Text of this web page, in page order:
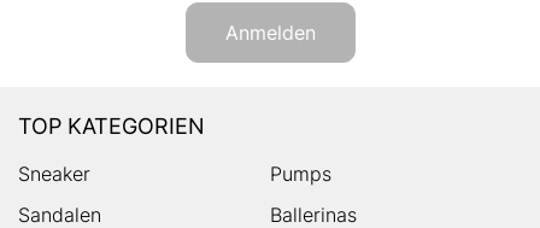
Anmelden
TOP KATEGORIEN
Sneaker
Pumps
Sandalen
Ballerinas